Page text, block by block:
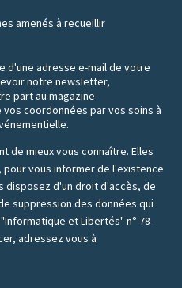
amenés à recueillir
d'une adresse e-mail de votre
notre newsletter,
part au magazine
coordonnées par vos soins à
de mieux vous connaître. Elles
vous informer de l'existence
disposez d'un droit d'accès, de
suppression des données qui
et Libertés" n° 78-
adressez vous à